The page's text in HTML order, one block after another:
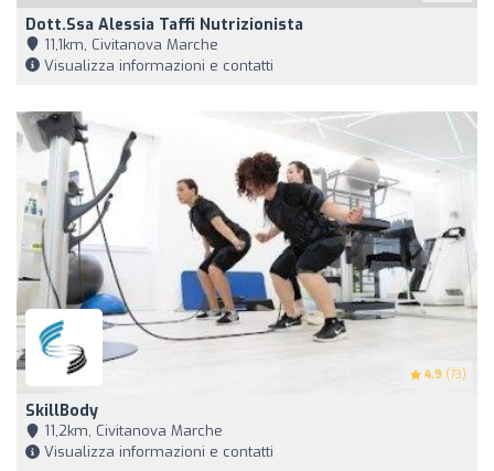
Dott.ssa Alessia Taffi Nutrizionista
11,1km, Civitanova Marche
Visualizza informazioni e contatti
4.9 (73)
SkillBody
11,2km, Civitanova Marche
Visualizza informazioni e contatti